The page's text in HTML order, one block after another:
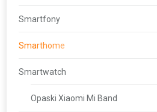
Smartfony
Smarthome
Smartwatch
Opaski Xiaomi Mi Band